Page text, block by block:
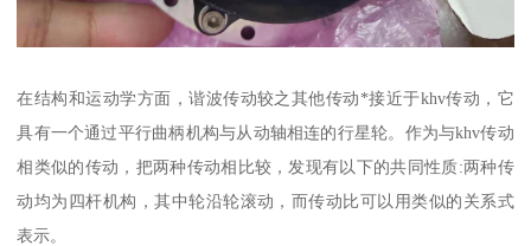
在结构和运动学方面，谐波传动较之其他传动*接近于khv传动，它
具有一个通过平行曲柄机构与从动轴相连的行星轮。作为与khv传动
相类似的传动，把两种传动相比较，发现有以下的共同性质:两种传
动均为四杆机构，其中轮沿轮滚动，而传动比可以用类似的关系式
表示。